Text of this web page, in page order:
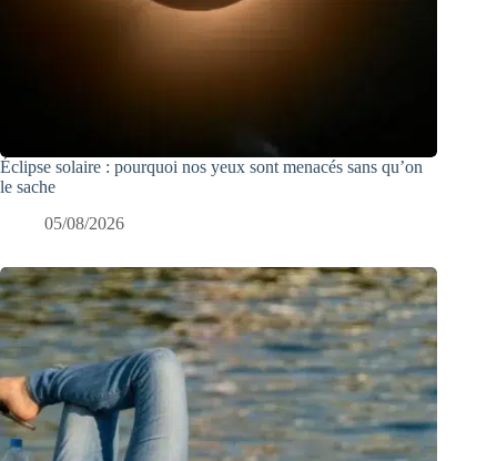
Éclipse solaire : pourquoi nos yeux sont menacés sans qu’on
le sache
05/08/2026